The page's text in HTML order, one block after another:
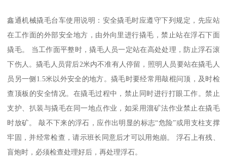
鑫通机械撬毛台车使用说明：安全撬毛时应遵守下列规定，先应站
在工作面的外部安全地方，由外向里进行撬毛，禁止站在浮石下面
撬毛。 当工作面平整时，撬毛人员一定站在高处处理，防止浮石滚
下伤人。撬毛人员背后2米内不准有人停留，照明人员要站在撬毛人
员另一侧1.5米以外安全的地方。撬毛时要经常用敲棍问顶，及时检
查顶板的安全情况。在撬毛过程中，禁止同时进行打眼工作。禁止
支护、扒装与撬毛在同一地点作业，如采用溜矿法作业禁止在撬毛
时放矿。 敲不下来的浮石，应作出明显的标志“危险”或用支柱支撑
牢固，并经常检查，请示班长同意后才可以用炮崩。 浮石上有残、
盲炮时，必须检查处理好后，再处理浮石。